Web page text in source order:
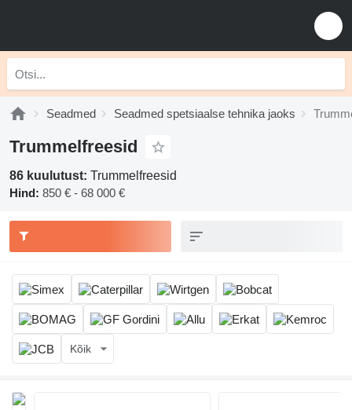
Seadmed Seadmed spetsiaalse tehnika jaoks
Trummelfreesid
86 kuulutust: Trummelfreesid
Hind: 850 € - 68 000 €
Kõik